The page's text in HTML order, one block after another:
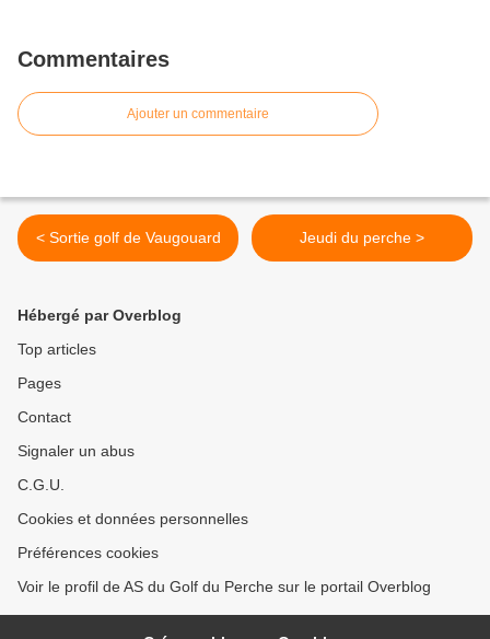
Commentaires
Ajouter un commentaire
< Sortie golf de Vaugouard Jeudi du perche >
Hébergé par Overblog
Top articles
Pages
Contact
Signaler un abus
C.G.U.
Cookies et données personnelles
Préférences cookies
Voir le profil de AS du Golf du Perche sur le portail Overblog